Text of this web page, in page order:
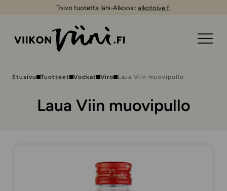
Toivo tuotetta lähi-Alkoosi: alkotoive.fi
Etusivu Tuotteet Vodkat Viro Laua Viin muovipullo
Laua Viin muovipullo